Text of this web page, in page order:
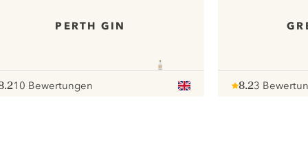
PERTH GIN
10 Bewertungen
8.23